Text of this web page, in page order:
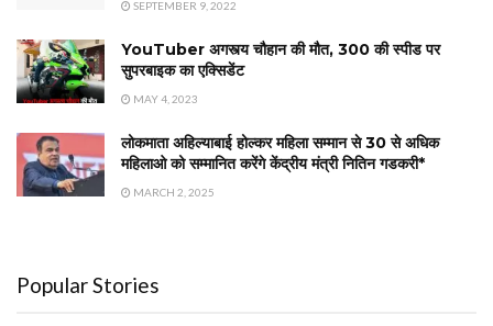
SEPTEMBER 9, 2022
YouTuber अगस्त्य चौहान की मौत, 300 की स्पीड पर
सुपरबाइक का एक्सिडेंट
MAY 4, 2023
लोकमाता अहिल्याबाई होल्कर महिला सम्मान से 30 से अधिक
महिलाओ को सम्मानित करेंगे केंद्रीय मंत्री नितिन गडकरी*
MARCH 2, 2025
Popular Stories